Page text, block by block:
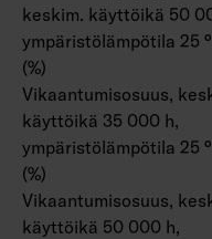
keskim. käyttöikä 50
ympäristölämpötila 25
(%)
Vikaantumisosuus,
käyttöikä 35 000 h,
ympäristölämpötila 25
(%)
Vikaantumisosuus,
käyttöikä 50 000 h,